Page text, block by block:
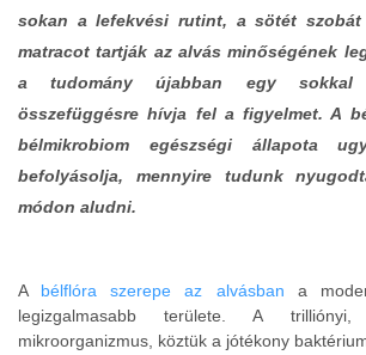
sokan a lefekvési rutint, a sötét
matracot tartják az alvás minőségének
a tudomány újabban egy sokkal
összefüggésre hívja fel a figyelmet. A
bélmikrobiom egészségi állapota
befolyásolja, mennyire tudunk
módon aludni.
A bélflóra szerepe az alvásban a
legizgalmasabb területe. A
mikroorganizmus, köztük a jótékony